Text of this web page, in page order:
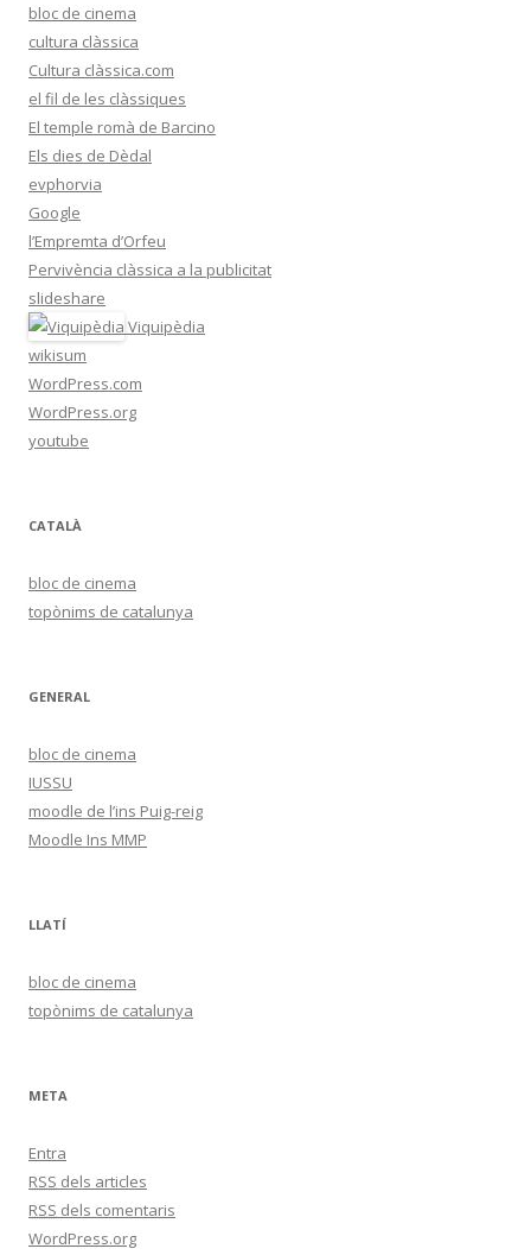
bloc de cinema
cultura clàssica
Cultura clàssica.com
el fil de les clàssiques
El temple romà de Barcino
Els dies de Dèdal
evphorvia
Google
l’Empremta d’Orfeu
Pervivència clàssica a la publicitat
slideshare
Viquipèdia
wikisum
WordPress.com
WordPress.org
youtube
CATALÀ
bloc de cinema
topònims de catalunya
GENERAL
bloc de cinema
IUSSU
moodle de l’ins Puig-reig
Moodle Ins MMP
LLATÍ
bloc de cinema
topònims de catalunya
META
Entra
RSS dels articles
RSS dels comentaris
WordPress.org